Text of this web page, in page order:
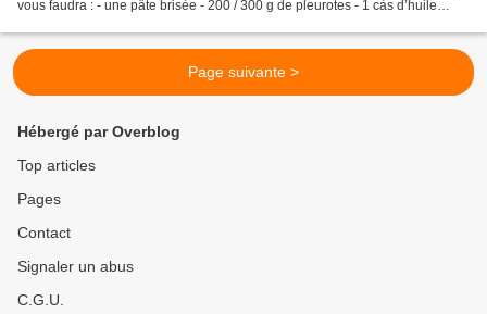
vous faudra : - une pâte brisée - 200 / 300 g de pleurotes - 1 càs d’huile
Page suivante >
Hébergé par Overblog
Top articles
Pages
Contact
Signaler un abus
C.G.U.